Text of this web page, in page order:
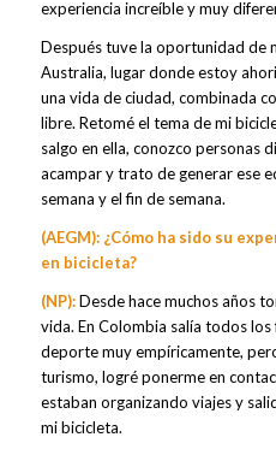
experiencia increíble y muy
Después tuve la oportunidad de
Australia, lugar donde estoy
una vida de ciudad, combinada
libre. Retomé el tema de mi
salgo en ella, conozco personas
acampar y trato de generar ese
semana y el fin de semana.
(AEGM): ¿Cómo ha sido su
en bicicleta?
(NP):Desde hace muchos años
vida. En Colombia salía todos
deporte muy empíricamente,
turismo, logré ponerme en
estaban organizando viajes y
mi bicicleta.